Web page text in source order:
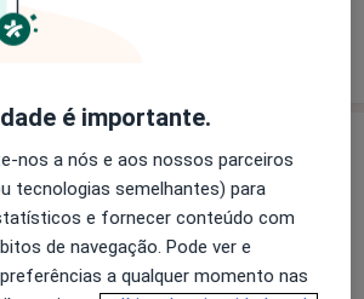
é importante.
nos a nós e aos nossos parceiros
tecnologias semelhantes) para
e fornecer conteúdo com
de navegação. Pode ver e
a qualquer momento nas